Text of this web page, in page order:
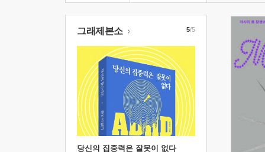
그래제본소
당신의 집중력은 잘못이 없다
5/5